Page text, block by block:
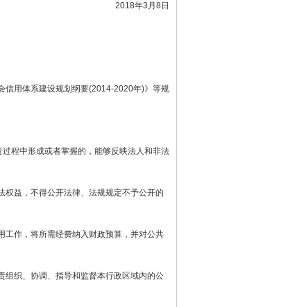
2018年3月8日
用体系建设规划纲要(2014-2020年)》等规
程中形成或者掌握的，能够反映法人和非法
益，不得公开法律、法规规定不予公开的
作，将所需经费纳入财政预算，并对公共
织、协调、指导和监督本行政区域内的公